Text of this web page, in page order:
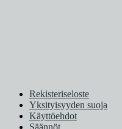
Rekisteriseloste
Yksityisyyden suoja
Käyttöehdot
Säännöt